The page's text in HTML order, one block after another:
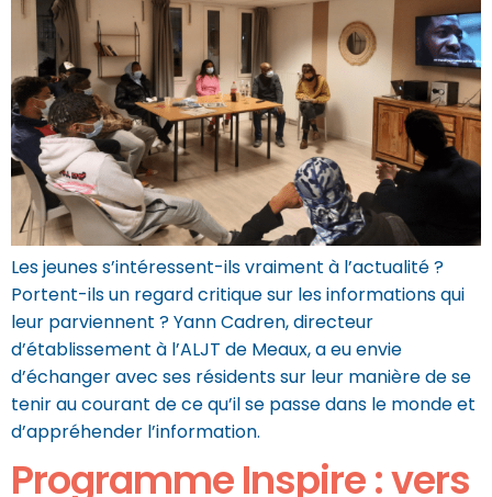
Les jeunes s’intéressent-ils vraiment à l’actualité ?
Portent-ils un regard critique sur les informations qui
leur parviennent ? Yann Cadren, directeur
d’établissement à l’ALJT de Meaux, a eu envie
d’échanger avec ses résidents sur leur manière de se
tenir au courant de ce qu’il se passe dans le monde et
d’appréhender l’information.
Programme Inspire : vers